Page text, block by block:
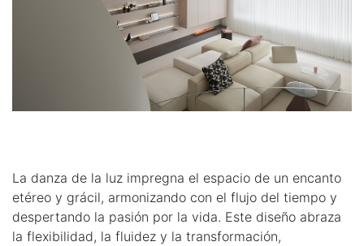
La danza de la luz impregna el espacio de un encanto
etéreo y grácil, armonizando con el flujo del tiempo y
despertando la pasión por la vida. Este diseño abraza
la flexibilidad, la fluidez y la transformación,